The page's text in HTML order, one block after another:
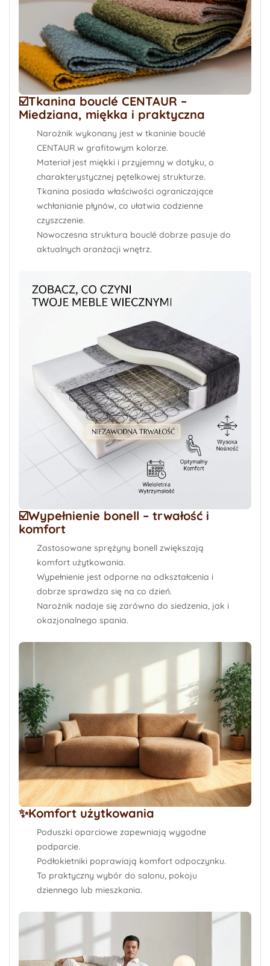
☑️Tkanina bouclé CENTAUR –
Miedziana, miękka i praktyczna
Narożnik wykonany jest w tkaninie bouclé
CENTAUR w grafitowym kolorze.
Materiał jest miękki i przyjemny w dotyku, o
charakterystycznej pętelkowej strukturze.
Tkanina posiada właściwości ograniczające
wchłanianie płynów, co ułatwia codzienne
czyszczenie.
Nowoczesna struktura bouclé dobrze pasuje do
aktualnych aranżacji wnętrz.
☑️Wypełnienie bonell – trwałość i
komfort
Zastosowane sprężyny bonell zwiększają
komfort użytkowania.
Wypełnienie jest odporne na odkształcenia i
dobrze sprawdza się na co dzień.
Narożnik nadaje się zarówno do siedzenia, jak i
okazjonalnego spania.
✨Komfort użytkowania
Poduszki oparciowe zapewniają wygodne
podparcie.
Podłokietniki poprawiają komfort odpoczynku.
To praktyczny wybór do salonu, pokoju
dziennego lub mieszkania.